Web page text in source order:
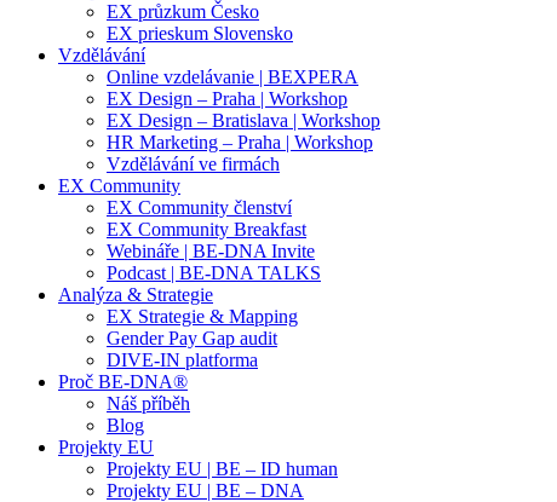
EX průzkum Česko
EX prieskum Slovensko
Vzdělávání
Online vzdelávanie | BEXPERA
EX Design – Praha | Workshop
EX Design – Bratislava | Workshop
HR Marketing – Praha | Workshop
Vzdělávání ve firmách
EX Community
EX Community členství
EX Community Breakfast
Webináře | BE-DNA Invite
Podcast | BE-DNA TALKS
Analýza & Strategie
EX Strategie & Mapping
Gender Pay Gap audit
DIVE-IN platforma
Proč BE-DNA®
Náš příběh
Blog
Projekty EU
Projekty EU | BE – ID human
Projekty EU | BE – DNA